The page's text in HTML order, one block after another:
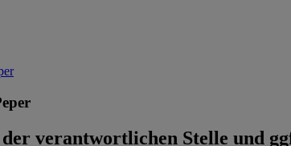
verantwortlichen Stelle und